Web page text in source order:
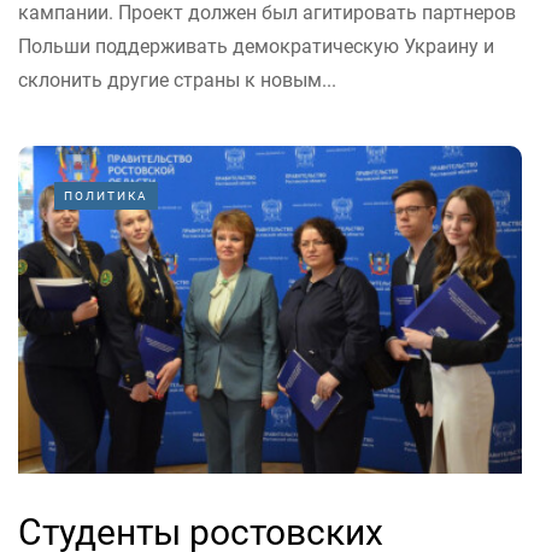
кампании. Проект должен был агитировать партнеров
Польши поддерживать демократическую Украину и
склонить другие страны к новым...
ПОЛИТИКА
Студенты ростовских